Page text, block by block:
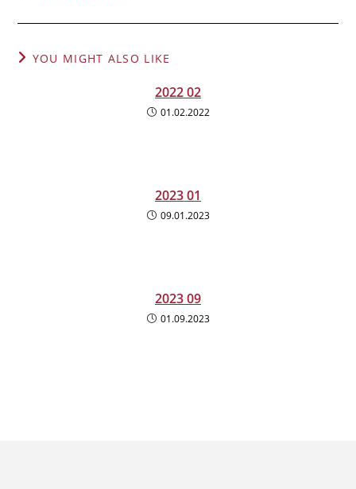
YOU MIGHT ALSO LIKE
2022 02
01.02.2022
2023 01
09.01.2023
2023 09
01.09.2023